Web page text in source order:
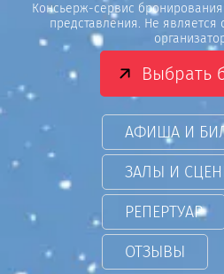
Консьерж-сервис
представления. Не
Выбрать
АФИША И
ЗАЛЫ И
РЕПЕРТУАР
ОТЗЫВЫ